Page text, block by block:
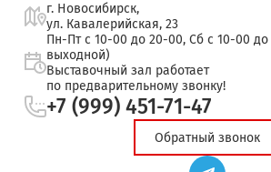
г. Новосибирск,
ул. Кавалерийская, 23
Пн-Пт с 10-00 до 20-00, Сб с 10-00
выходной)
Выставочный зал работает
по предварительному звонку!
+7 (999) 451-71-47
Обратный звонок